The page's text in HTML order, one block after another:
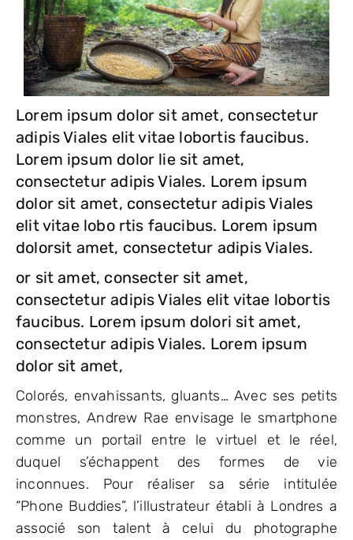
Lorem ipsum dolor sit amet, consectetur
adipis Viales elit vitae lobortis faucibus.
Lorem ipsum dolor lie sit amet,
consectetur adipis Viales. Lorem ipsum
dolor sit amet, consectetur adipis Viales
elit vitae lobo rtis faucibus. Lorem ipsum
dolorsit amet, consectetur adipis Viales.
or sit amet, consecter sit amet,
consectetur adipis Viales elit vitae lobortis
faucibus. Lorem ipsum dolori sit amet,
consectetur adipis Viales. Lorem ipsum
dolor sit amet,
Colorés, envahissants, gluants… Avec ses petits
monstres, Andrew Rae envisage le smartphone
comme un portail entre le virtuel et le réel,
duquel s’échappent des formes de vie
inconnues. Pour réaliser sa série intitulée
“Phone Buddies”, l’illustrateur établi à Londres a
associé son talent à celui du photographe